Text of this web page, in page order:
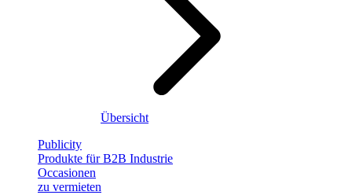
Übersicht
Publicity
Produkte für B2B Industrie
Occasionen
zu vermieten